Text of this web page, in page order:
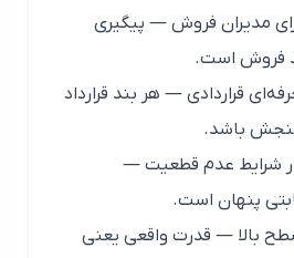
مدیران فروش — پیگیری
است.
قراردادی — هر بند قرارداد
باشد.
عدم قطعیت —
پنهان است.
— قدرت واقعی یعنی